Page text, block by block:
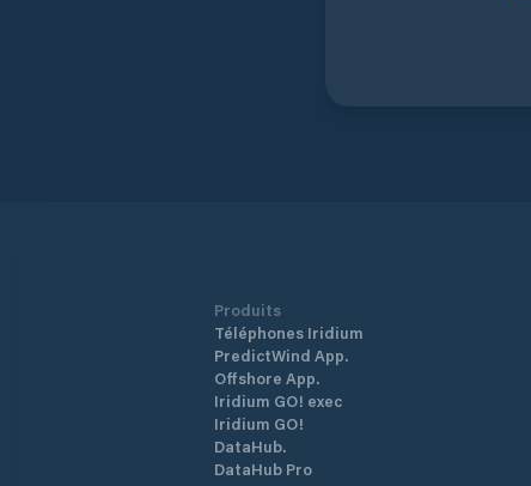
Produits
Téléphones Iridium
PredictWind App.
Offshore App.
Iridium GO! exec
Iridium GO!
DataHub.
DataHub Pro